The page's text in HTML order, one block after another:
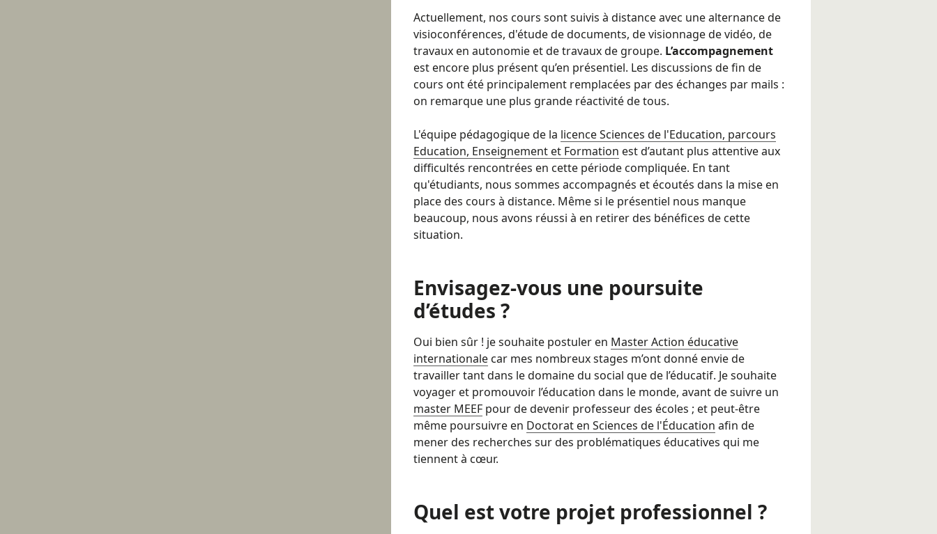
Actuellement, nos cours sont suivis à distance avec une alternance de
visioconférences, d'étude de documents, de visionnage de vidéo, de
travaux en autonomie et de travaux de groupe. L’accompagnement
est encore plus présent qu’en présentiel. Les discussions de fin de
cours ont été principalement remplacées par des échanges par mails :
on remarque une plus grande réactivité de tous.
L'équipe pédagogique de la licence Sciences de l'Education, parcours
Education, Enseignement et Formation est d’autant plus attentive aux
difficultés rencontrées en cette période compliquée. En tant
qu'étudiants, nous sommes accompagnés et écoutés dans la mise en
place des cours à distance. Même si le présentiel nous manque
beaucoup, nous avons réussi à en retirer des bénéfices de cette
situation.
Envisagez-vous une poursuite
d’études ?
Oui bien sûr ! je souhaite postuler en Master Action éducative
internationale car mes nombreux stages m’ont donné envie de
travailler tant dans le domaine du social que de l’éducatif. Je souhaite
voyager et promouvoir l’éducation dans le monde, avant de suivre un
master MEEF pour de devenir professeur des écoles ; et peut-être
même poursuivre en Doctorat en Sciences de l'Éducation afin de
mener des recherches sur des problématiques éducatives qui me
tiennent à cœur.
Quel est votre projet professionnel ?